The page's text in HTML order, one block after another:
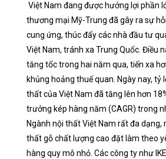
Việt Nam đang được hưởng lợi phần
thương mại Mỹ-Trung đã gây ra sự
cung ứng, thúc đẩy các nhà đầu tư
Việt Nam, tránh xa Trung Quốc. Điều
tăng tốc trong hai năm qua, tiến xa
khủng hoảng thuế quan. Ngày nay, tỷ
thất của Việt Nam đã tăng lên hơn
trưởng kép hàng năm (CAGR) trong
Ngành nội thất Việt Nam rất đa dạng,
thất gỗ chất lượng cao đặt làm theo
hàng quy mô nhỏ. Các công ty như